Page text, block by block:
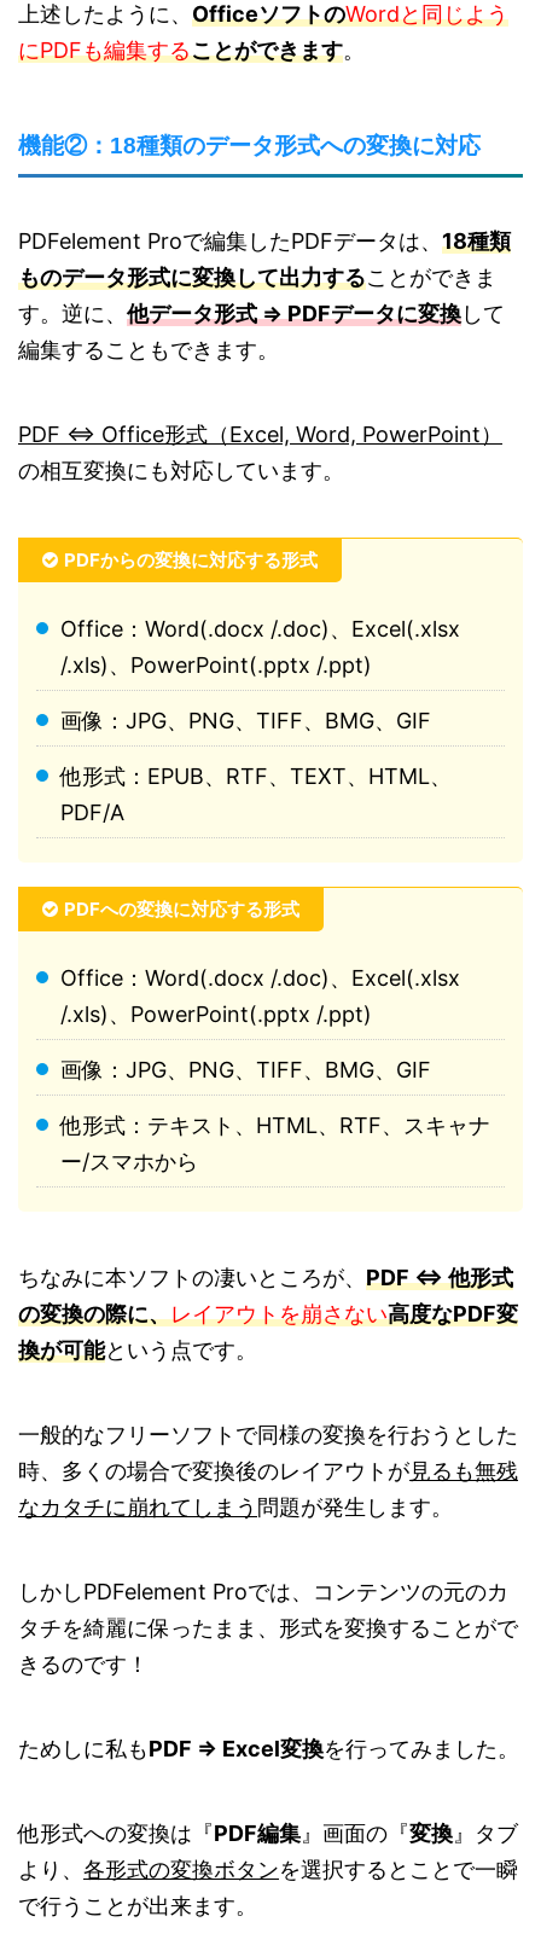
上述したように、 OfficeソフトのWordと同じよう
にPDFも編集することができます。
機能②：18種類のデータ形式への変換に対応
PDFelement Proで編集したPDFデータは、 18種類
ものデータ形式に変換して出力することができま
す。逆に、 他データ形式 ⇒ PDFデータに変換して
編集することもできます。
PDF ⇔ Office形式（Excel, Word, PowerPoint）
の相互変換にも対応しています。
PDFからの変換に対応する形式
Office：Word(.docx /.doc)、Excel(.xlsx
/.xls)、PowerPoint(.pptx /.ppt)
画像：JPG、PNG、TIFF、BMG、GIF
他形式：EPUB、RTF、TEXT、HTML、
PDF/A
PDFへの変換に対応する形式
Office：Word(.docx /.doc)、Excel(.xlsx
/.xls)、PowerPoint(.pptx /.ppt)
画像：JPG、PNG、TIFF、BMG、GIF
他形式：テキスト、HTML、RTF、スキャナ
ー/スマホから
ちなみに本ソフトの凄いところが、 PDF ⇔ 他形式
の変換の際に、レイアウトを崩さない高度なPDF変
換が可能という点です。
一般的なフリーソフトで同様の変換を行おうとした
時、多くの場合で変換後のレイアウトが見るも無残
なカタチに崩れてしまう 問題が発生します。
しかしPDFelement Proでは、コンテンツの元のカ
タチを綺麗に保ったまま、形式を変換することがで
きるのです！
ためしに私もPDF ⇒ Excel変換を行ってみました。
他形式への変換は『PDF編集』画面の『変換』タブ
より、 各形式の変換ボタンを選択するとことで一瞬
で行うことが出来ます。